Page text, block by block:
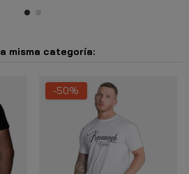
misma categoría:
-50%